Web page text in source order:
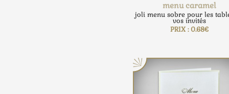
menu caramel
joli menu sobre pour les
vos invités
PRIX : 0.68€